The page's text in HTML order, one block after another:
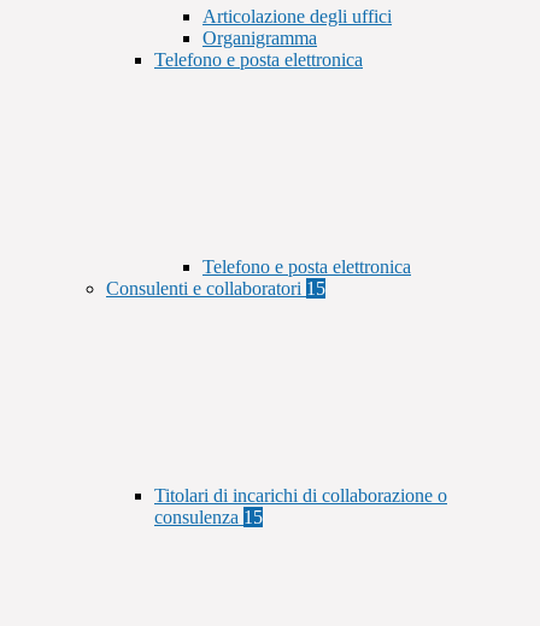
Articolazione degli uffici
Organigramma
Telefono e posta elettronica
Telefono e posta elettronica
Consulenti e collaboratori 15
Titolari di incarichi di collaborazione o
consulenza 15